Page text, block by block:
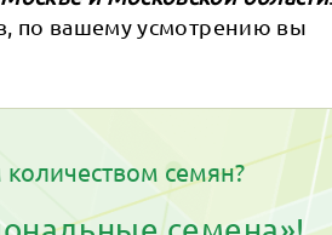
по вашему усмотрению вы
семян?